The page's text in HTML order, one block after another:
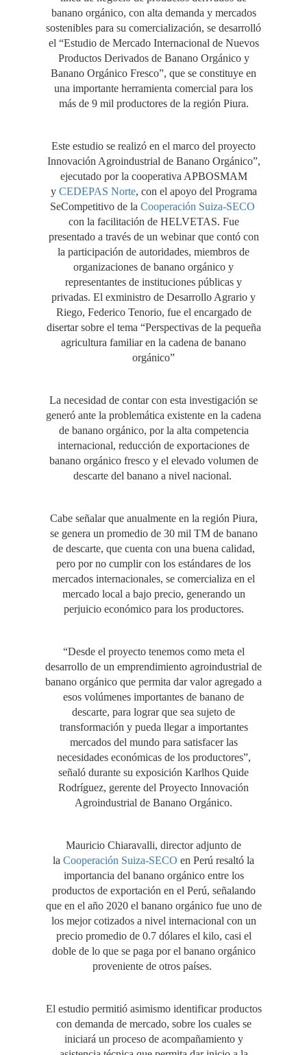
banano orgánico, con alta demanda y mercados
sostenibles para su comercialización, se desarrolló
el “Estudio de Mercado Internacional de Nuevos
Productos Derivados de Banano Orgánico y
Banano Orgánico Fresco”, que se constituye en
una importante herramienta comercial para los
más de 9 mil productores de la región Piura.
Este estudio se realizó en el marco del proyecto
Innovación Agroindustrial de Banano Orgánico”,
ejecutado por la cooperativa APBOSMAM
y CEDEPAS Norte, con el apoyo del Programa
SeCompetitivo de la Cooperación Suiza-SECO
con la facilitación de HELVETAS. Fue
presentado a través de un webinar que contó con
la participación de autoridades, miembros de
organizaciones de banano orgánico y
representantes de instituciones públicas y
privadas. El exministro de Desarrollo Agrario y
Riego, Federico Tenorio, fue el encargado de
disertar sobre el tema “Perspectivas de la pequeña
agricultura familiar en la cadena de banano
orgánico”
La necesidad de contar con esta investigación se
generó ante la problemática existente en la cadena
de banano orgánico, por la alta competencia
internacional, reducción de exportaciones de
banano orgánico fresco y el elevado volumen de
descarte del banano a nivel nacional.
Cabe señalar que anualmente en la región Piura,
se genera un promedio de 30 mil TM de banano
de descarte, que cuenta con una buena calidad,
pero por no cumplir con los estándares de los
mercados internacionales, se comercializa en el
mercado local a bajo precio, generando un
perjuicio económico para los productores.
“Desde el proyecto tenemos como meta el
desarrollo de un emprendimiento agroindustrial de
banano orgánico que permita dar valor agregado a
esos volúmenes importantes de banano de
descarte, para lograr que sea sujeto de
transformación y pueda llegar a importantes
mercados del mundo para satisfacer las
necesidades económicas de los productores”,
señaló durante su exposición Karlhos Quide
Rodríguez, gerente del Proyecto Innovación
Agroindustrial de Banano Orgánico.
Mauricio Chiaravalli, director adjunto de
la Cooperación Suiza-SECO en Perú resaltó la
importancia del banano orgánico entre los
productos de exportación en el Perú, señalando
que en el año 2020 el banano orgánico fue uno de
los mejor cotizados a nivel internacional con un
precio promedio de 0.7 dólares el kilo, casi el
doble de lo que se paga por el banano orgánico
proveniente de otros países.
El estudio permitió asimismo identificar productos
con demanda de mercado, sobre los cuales se
iniciará un proceso de acompañamiento y